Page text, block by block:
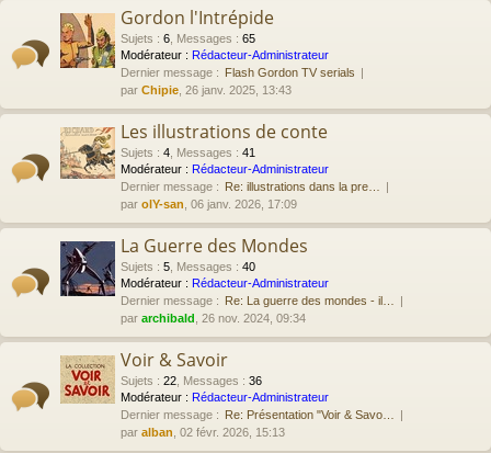
Gordon l'Intrépide
Sujets : 6 Messages : 65
Modérateur : Rédacteur-Administrateur
Dernier message : Flash Gordon TV serials
par Chipie , 26 janv. 2025, 13:43
Les illustrations de conte
Sujets : 4 Messages : 41
Modérateur : Rédacteur-Administrateur
Dernier message : Re: illustrations dans la pre…
par olY-san , 06 janv. 2026, 17:09
La Guerre des Mondes
Sujets : 5 Messages : 40
Modérateur : Rédacteur-Administrateur
Dernier message : Re: La guerre des mondes - il…
par archibald , 26 nov. 2024, 09:34
Voir & Savoir
Sujets : 22 Messages : 36
Modérateur : Rédacteur-Administrateur
Dernier message : Re: Présentation "Voir & Savo…
par alban , 02 févr. 2026, 15:13